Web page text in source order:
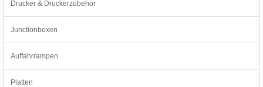
Drucker & Druckerzubehör
Junctionboxen
Auffahrrampen
Platten